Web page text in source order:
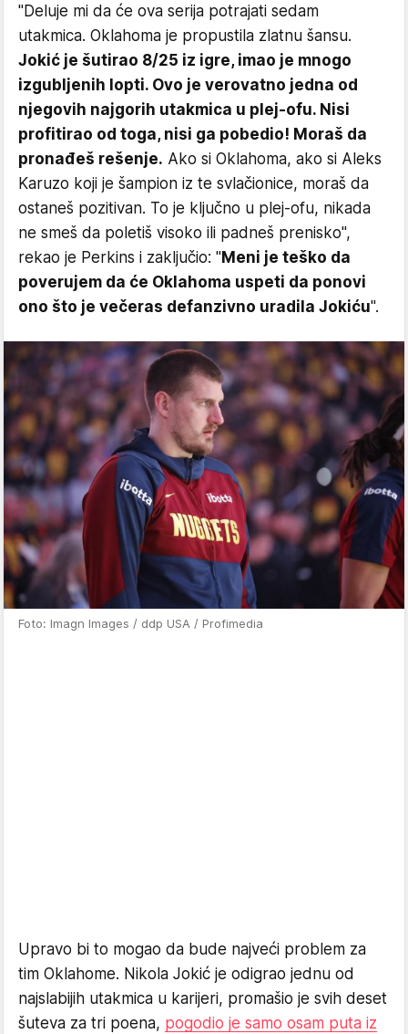
"Deluje mi da će ova serija potrajati sedam
utakmica. Oklahoma je propustila zlatnu šansu.
Jokić je šutirao 8/25 iz igre, imao je mnogo
izgubljenih lopti. Ovo je verovatno jedna od
njegovih najgorih utakmica u plej-ofu. Nisi
profitirao od toga, nisi ga pobedio! Moraš da
pronađeš rešenje. Ako si Oklahoma, ako si Aleks
Karuzo koji je šampion iz te svlačionice, moraš da
ostaneš pozitivan. To je ključno u plej-ofu, nikada
ne smeš da poletiš visoko ili padneš prenisko",
rekao je Perkins i zaključio: "Meni je teško da
poverujem da će Oklahoma uspeti da ponovi
ono što je večeras defanzivno uradila Jokiću".
Foto: Imagn Images / ddp USA / Profimedia
Upravo bi to mogao da bude najveći problem za
tim Oklahome. Nikola Jokić je odigrao jednu od
najslabijih utakmica u karijeri, promašio je svih deset
šuteva za tri poena, pogodio je samo osam puta iz